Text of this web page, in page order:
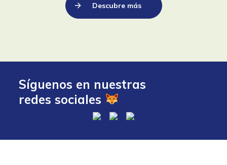
Descubre más
Síguenos en nuestras
redes sociales